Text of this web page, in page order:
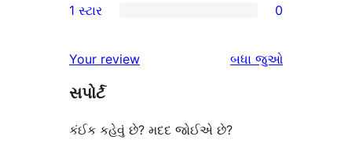
સમીક્ષાઓ
સ્ટાર
2-
સમીક્ષા
સ્ટાર
સમીક્ષાઓ
1 સ્ટાર 0
Your review બધા સમીક્ષાઓ
જુઓ
સપોર્ટ
કંઈક કહેવું છે? મદદ જોઈએ છે?